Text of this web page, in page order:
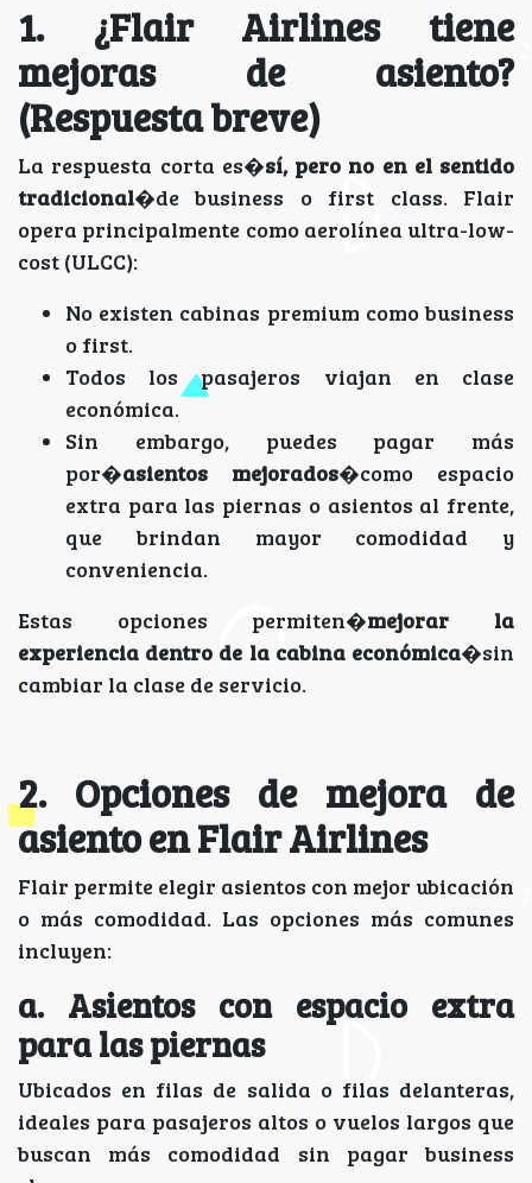
1. ¿Flair Airlines tiene
mejoras de asiento?
(Respuesta breve)
La respuesta corta es�sí, pero no en el sentido
tradicional�de business o first class. Flair
opera principalmente como aerolínea ultra-low-
cost (ULCC):
No existen cabinas premium como business
o first.
Todos los pasajeros viajan en clase
económica.
Sin embargo, puedes pagar más
por�asientos mejorados�como espacio
extra para las piernas o asientos al frente,
que brindan mayor comodidad y
conveniencia.
Estas opciones permiten�mejorar la
experiencia dentro de la cabina económica�sin
cambiar la clase de servicio.
2. Opciones de mejora de
asiento en Flair Airlines
Flair permite elegir asientos con mejor ubicación
o más comodidad. Las opciones más comunes
incluyen:
a. Asientos con espacio extra
para las piernas
Ubicados en filas de salida o filas delanteras,
ideales para pasajeros altos o vuelos largos que
buscan más comodidad sin pagar business